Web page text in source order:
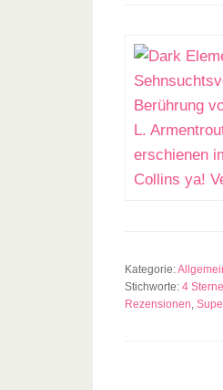
Kategorie:
Stichworte: 4 Sterne
Rezensionen,